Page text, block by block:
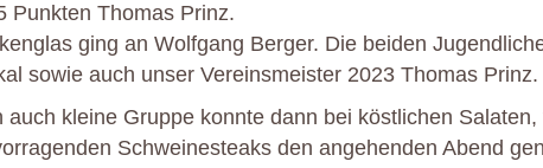
Punkten Thomas Prinz.
ging an Wolfgang Berger. Die beiden
sowie auch unser Vereinsmeister 2023 Thomas Prinz.
auch kleine Gruppe konnte dann bei köstlichen Salaten,
Schweinesteaks den angehenden Abend